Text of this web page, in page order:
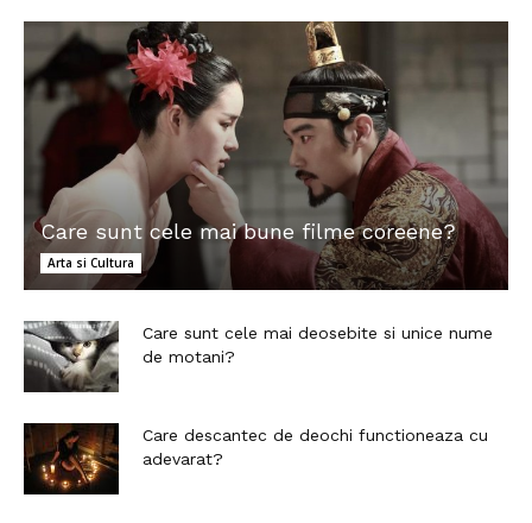
Care sunt cele mai bune filme coreene?
Arta si Cultura
Care sunt cele mai deosebite si unice nume
de motani?
Care descantec de deochi functioneaza cu
adevarat?